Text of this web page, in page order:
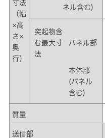
寸法
（幅
×高
さ×
奥
行）
ネル含む)
突起物含
む最大寸
法
パネル部
本体部
(パネル
含む)
質量
送信部